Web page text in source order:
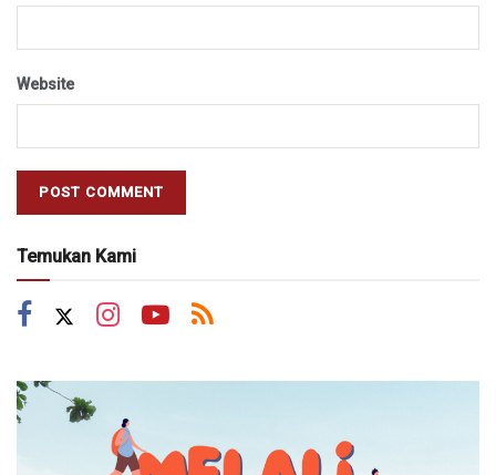
Website
Temukan Kami